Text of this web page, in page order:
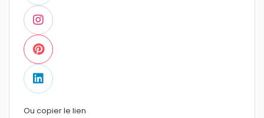
Ou copier le lien